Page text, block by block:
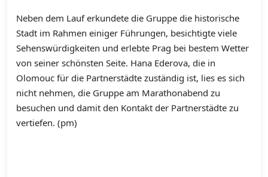
Neben dem Lauf erkundete die Gruppe die historische
Stadt im Rahmen einiger Führungen, besichtigte viele
Sehenswürdigkeiten und erlebte Prag bei bestem Wetter
von seiner schönsten Seite. Hana Ederova, die in
Olomouc für die Partnerstädte zuständig ist, lies es sich
nicht nehmen, die Gruppe am Marathonabend zu
besuchen und damit den Kontakt der Partnerstädte zu
vertiefen. (pm)